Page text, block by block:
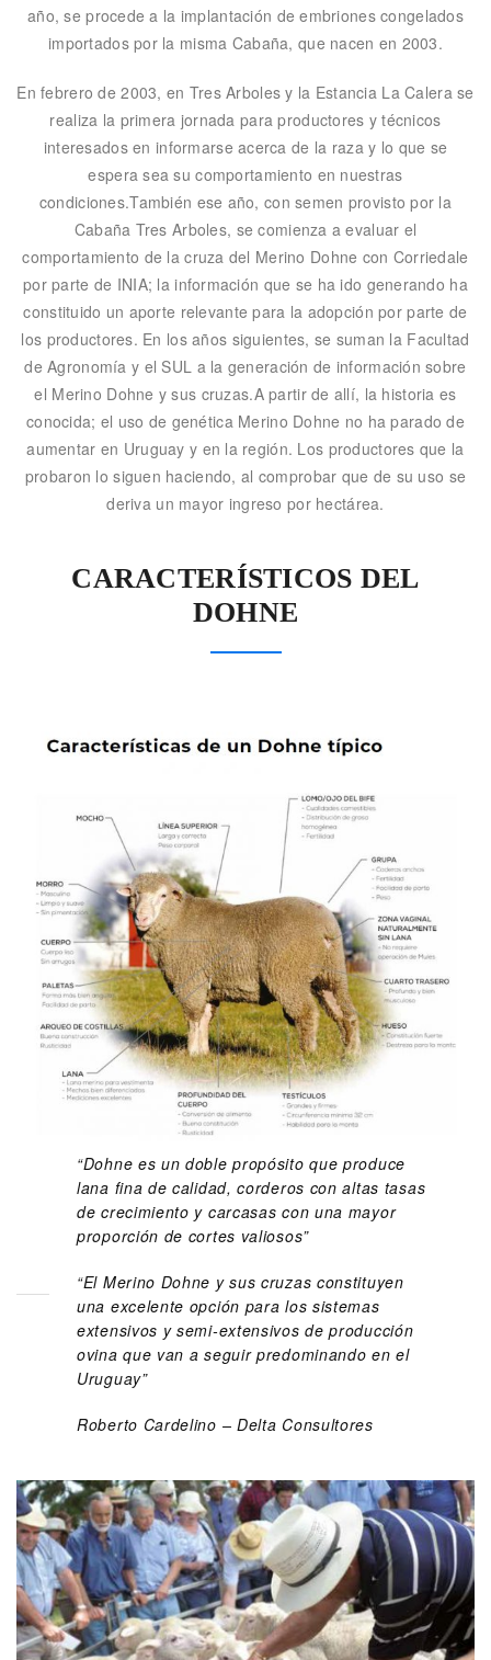
año, se procede a la implantación de embriones congelados
importados por la misma Cabaña, que nacen en 2003.
En febrero de 2003, en Tres Arboles y la Estancia La Calera se
realiza la primera jornada para productores y técnicos
interesados en informarse acerca de la raza y lo que se
espera sea su comportamiento en nuestras
condiciones.También ese año, con semen provisto por la
Cabaña Tres Arboles, se comienza a evaluar el
comportamiento de la cruza del Merino Dohne con Corriedale
por parte de INIA; la información que se ha ido generando ha
constituido un aporte relevante para la adopción por parte de
los productores. En los años siguientes, se suman la Facultad
de Agronomía y el SUL a la generación de información sobre
el Merino Dohne y sus cruzas.A partir de allí, la historia es
conocida; el uso de genética Merino Dohne no ha parado de
aumentar en Uruguay y en la región. Los productores que la
probaron lo siguen haciendo, al comprobar que de su uso se
deriva un mayor ingreso por hectárea.
CARACTERÍSTICOS DEL
DOHNE
“Dohne es un doble propósito que produce
lana fina de calidad, corderos con altas tasas
de crecimiento y carcasas con una mayor
proporción de cortes valiosos”
“El Merino Dohne y sus cruzas constituyen
una excelente opción para los sistemas
extensivos y semi-extensivos de producción
ovina que van a seguir predominando en el
Uruguay”
Roberto Cardelino – Delta Consultores